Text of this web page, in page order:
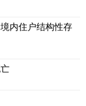
内住户结构性存